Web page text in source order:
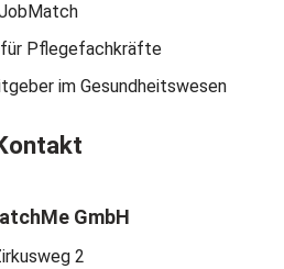
Pflegefachkräfte
im Gesundheitswesen
GmbH
2